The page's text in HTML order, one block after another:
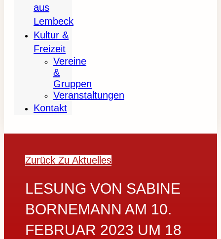
aus
Lembeck
Kultur &
Freizeit
Vereine
&
Gruppen
Veranstaltungen
Kontakt
Zurück Zu Aktuelles
LESUNG VON SABINE
BORNEMANN AM 10.
FEBRUAR 2023 UM 18